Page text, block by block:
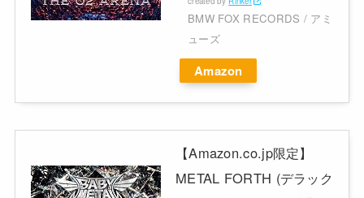
BMW FOX RECORDS / アミ
ューズ
Amazon
【Amazon.co.jp限定】
METAL FORTH (デラック